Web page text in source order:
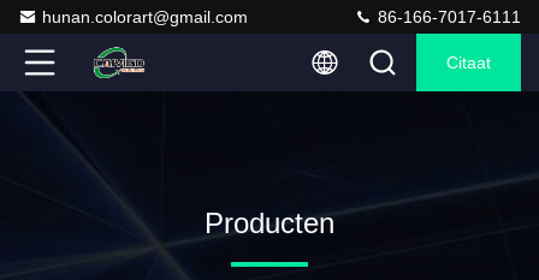
hunan.colorart@gmail.com 86-166-7017-6111
Citaat
Producten